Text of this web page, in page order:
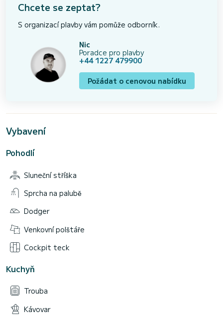
Chcete se zeptat?
S organizací plavby vám pomůže odborník.
Nic
Poradce pro plavby
+44 1227 479900
Požádat o cenovou nabídku
Vybavení
Pohodlí
Sluneční stříška
Sprcha na palubě
Dodger
Venkovní polštáře
Cockpit teck
Kuchyň
Trouba
Kávovar